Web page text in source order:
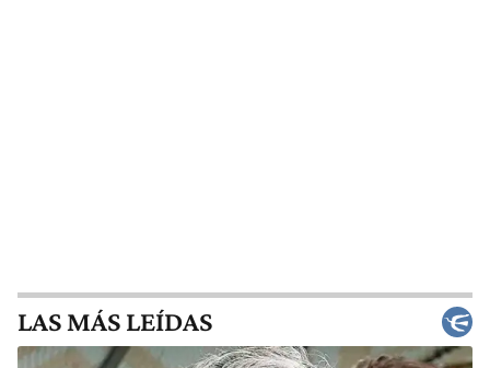
LAS MÁS LEÍDAS